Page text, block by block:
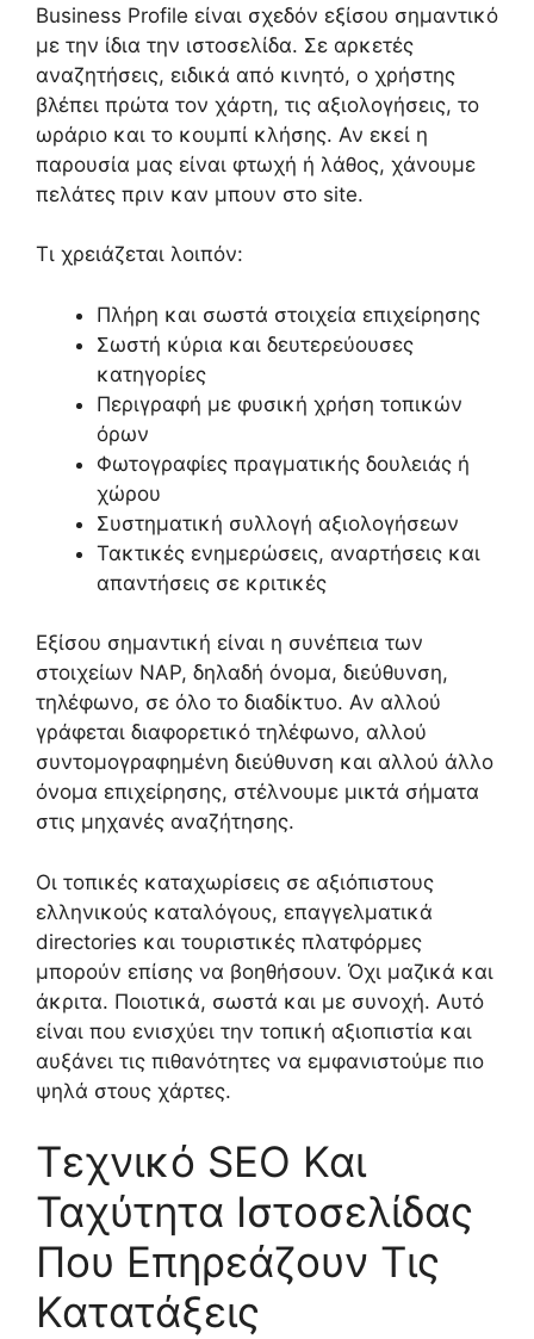
Business Profile είναι σχεδόν εξίσου σημαντικό
με την ίδια την ιστοσελίδα. Σε αρκετές
αναζητήσεις, ειδικά από κινητό, ο χρήστης
βλέπει πρώτα τον χάρτη, τις αξιολογήσεις, το
ωράριο και το κουμπί κλήσης. Αν εκεί η
παρουσία μας είναι φτωχή ή λάθος, χάνουμε
πελάτες πριν καν μπουν στο site.
Τι χρειάζεται λοιπόν:
Πλήρη και σωστά στοιχεία επιχείρησης
Σωστή κύρια και δευτερεύουσες
κατηγορίες
Περιγραφή με φυσική χρήση τοπικών
όρων
Φωτογραφίες πραγματικής δουλειάς ή
χώρου
Συστηματική συλλογή αξιολογήσεων
Τακτικές ενημερώσεις, αναρτήσεις και
απαντήσεις σε κριτικές
Εξίσου σημαντική είναι η συνέπεια των
στοιχείων NAP, δηλαδή όνομα, διεύθυνση,
τηλέφωνο, σε όλο το διαδίκτυο. Αν αλλού
γράφεται διαφορετικό τηλέφωνο, αλλού
συντομογραφημένη διεύθυνση και αλλού άλλο
όνομα επιχείρησης, στέλνουμε μικτά σήματα
στις μηχανές αναζήτησης.
Οι τοπικές καταχωρίσεις σε αξιόπιστους
ελληνικούς καταλόγους, επαγγελματικά
directories και τουριστικές πλατφόρμες
μπορούν επίσης να βοηθήσουν. Όχι μαζικά και
άκριτα. Ποιοτικά, σωστά και με συνοχή. Αυτό
είναι που ενισχύει την τοπική αξιοπιστία και
αυξάνει τις πιθανότητες να εμφανιστούμε πιο
ψηλά στους χάρτες.
Τεχνικό SEO Και
Ταχύτητα Ιστοσελίδας
Που Επηρεάζουν Τις
Κατατάξεις